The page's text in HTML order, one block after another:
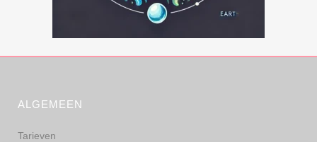
ALGEMEEN
Tarieven